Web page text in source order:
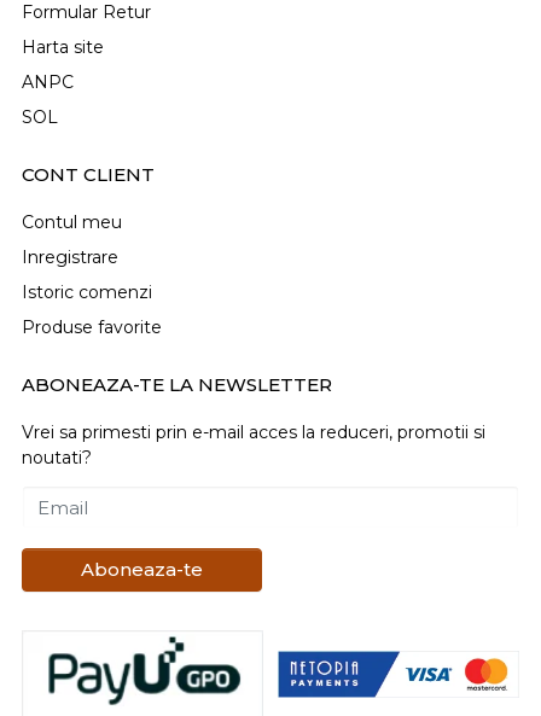
Formular Retur
Harta site
ANPC
SOL
CONT CLIENT
Contul meu
Inregistrare
Istoric comenzi
Produse favorite
ABONEAZA-TE LA NEWSLETTER
Vrei sa primesti prin e-mail acces la reduceri, promotii si
noutati?
Email
Aboneaza-te